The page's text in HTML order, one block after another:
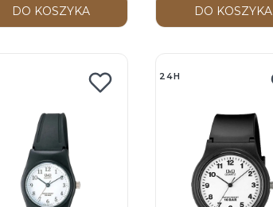
DO KOSZYKA DO KOSZYKA
24H